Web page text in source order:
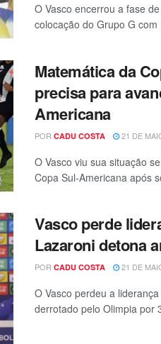
O Vasco encerrou a fase
colocação do Grupo G
Matemática da
precisa para
Americana
POR CADU COSTA 21 DE
O Vasco viu sua situação
Copa Sul-Americana após
Vasco perde
Lazaroni detona
POR CADU COSTA 21 DE
O Vasco perdeu a
derrotado pelo Olimpia por